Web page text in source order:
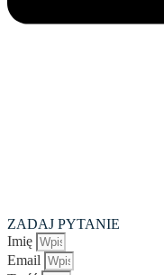
ZADAJ PYTANIE
Imię
Email